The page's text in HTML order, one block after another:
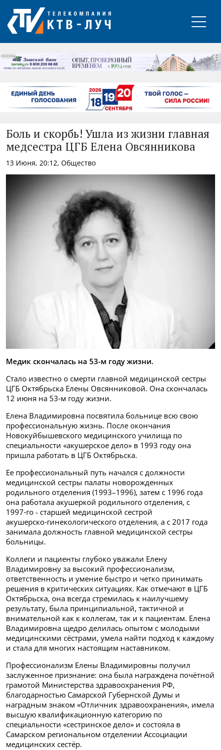
РЕКЛАМА
Боль и скорбь! Ушла из жизни главная
медсестра ЦГБ Елена Овсянникова
13 Июня, 20:12, Общество
Медик скончалась на 53-м году жизни.
Стало известно о смерти главной медицинской сестры
ЦГБ Октябрьска Елены Овсянниковой. Она скончалась
12 июня на 53‑м году жизни.
Елена Владимировна посвятила больнице всю свою
профессиональную жизнь. После окончания
Новокуйбышевского медицинского училища по
специальности «акушерское дело» в 1993 году она
пришла работать в ЦГБ Октябрьска.
Ее профессиональный путь начался с должности
медицинской сестры палаты новорожденных
родильного отделения (1993–1996), затем с 1996 года
она работала акушеркой родильного отделения, с
1997‑го - старшей медицинской сестрой
акушерско‑гинекологического отделения, а с 2017 года
занимала должность главной медицинской сестры
больницы.
Коллеги и пациенты глубоко уважали Елену
Владимировну за высокий профессионализм,
ответственность и умение быстро и четко принимать
решения в критических ситуациях. Как отмечают в ЦГБ
Октябрьска, она всегда стремилась к наилучшему
результату, была принципиальной, тактичной и
внимательной как к коллегам, так и к пациентам. Елена
Владимировна щедро делилась опытом с молодыми
медицинскими сёстрами, умела найти подход к каждому
и стала для многих настоящим наставником.
Профессионализм Елены Владимировны получил
заслуженное признание: она была награждена почётной
грамотой Министерства здравоохранения РФ,
благодарностью Самарской Губернской Думы и
наградным знаком «Отличник здравоохранения», имела
высшую квалификационную категорию по
специальности «сестринское дело» и состояла в
Самарском региональном отделении Ассоциации
медицинских сестёр.